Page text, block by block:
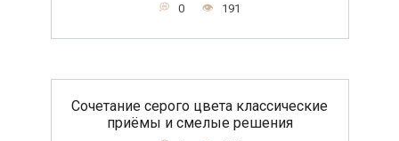
0 191
Сочетание серого цвета классические
приёмы и смелые решения